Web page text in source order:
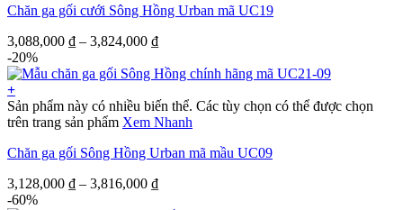
Chăn ga gối cưới Sông Hồng Urban mã UC19
3,088,000 ₫ – 3,824,000 ₫
-20%
+
Sản phẩm này có nhiều biến thể. Các tùy chọn có thể được chọn
trên trang sản phẩm Xem Nhanh
Chăn ga gối Sông Hồng Urban mã mầu UC09
3,128,000 ₫ – 3,816,000 ₫
-60%